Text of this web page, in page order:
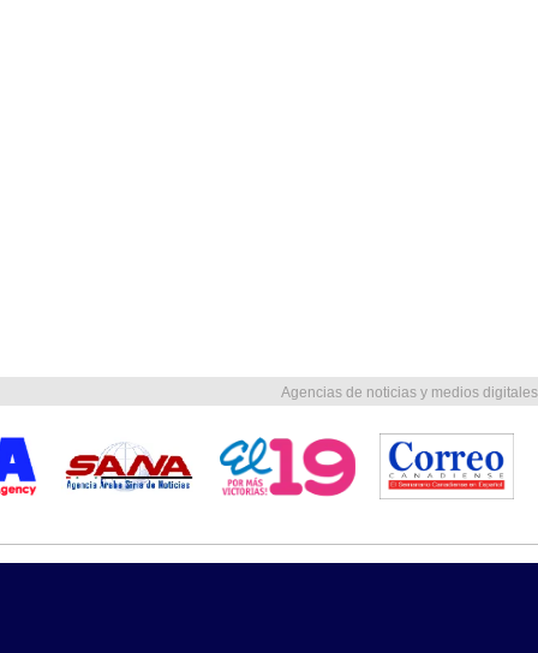
Agencias de noticias y medios digitales